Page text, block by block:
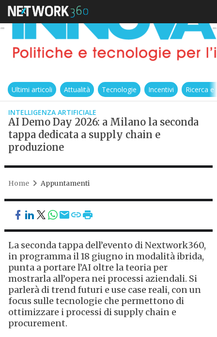
Ultimi articoli Attualità Tecnologie Incentivi Ricerca
INTELLIGENZA ARTIFICIALE
AI Demo Day 2026: a Milano la seconda
tappa dedicata a supply chain e
produzione
Home Appuntamenti
La seconda tappa dell’evento di Nextwork360,
in programma il 18 giugno in modalità ibrida,
punta a portare l’AI oltre la teoria per
mostrarla all’opera nei processi aziendali. Si
parlerà di trend futuri e use case reali, con un
focus sulle tecnologie che permettono di
ottimizzare i processi di supply chain e
procurement.